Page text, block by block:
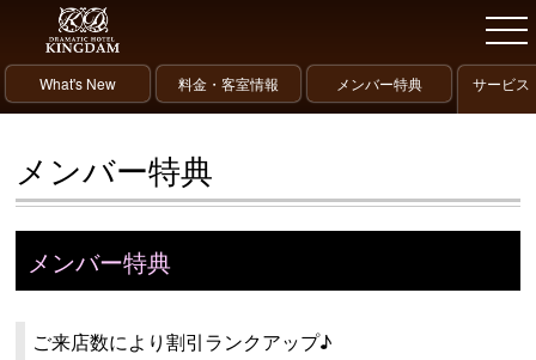
What's New 料金・客室情報 メンバー特典
サービス
報
メンバー特典
メンバー特典
ご来店数により割引ランクアップ♪